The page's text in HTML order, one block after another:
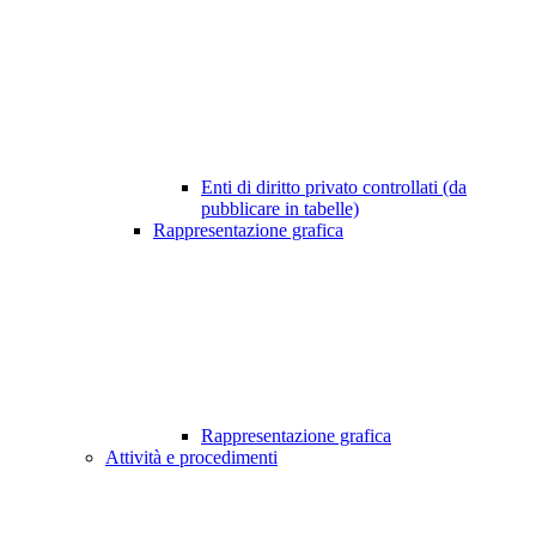
Enti di diritto privato controllati (da
pubblicare in tabelle)
Rappresentazione grafica
Rappresentazione grafica
Attività e procedimenti